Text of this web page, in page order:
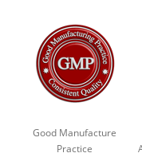
Good Manufacture
Practice